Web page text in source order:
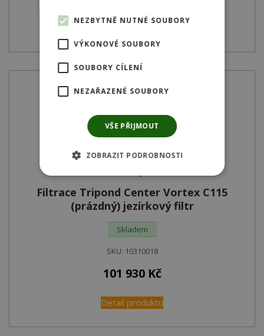
Filtrace Tripond Center Vortex C115
(prázdný) jezírkový filtr
Skladem
SKU: 10310018
101 930 Kč
Detail produktu
NEZBYTNĚ NUTNÉ SOUBORY
VÝKONOVÉ SOUBORY
SOUBORY CÍLENÍ
NEZAŘAZENÉ SOUBORY
VŠE PŘIJMOUT
ZOBRAZIT PODROBNOSTI